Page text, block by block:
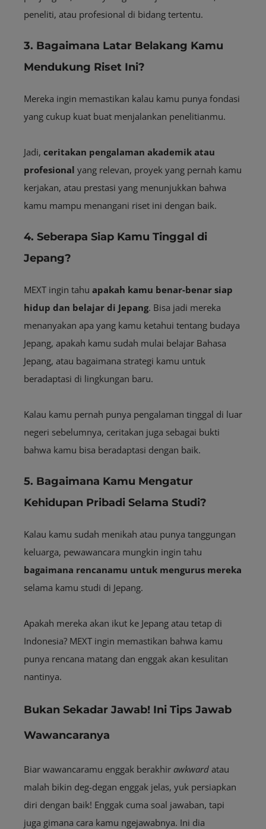
peneliti, atau profesional di bidang tertentu.
3. Bagaimana Latar Belakang Kamu
Mendukung Riset Ini?
Mereka ingin memastikan kalau kamu punya fondasi
yang cukup kuat buat menjalankan penelitianmu.
Jadi, ceritakan pengalaman akademik atau
profesional yang relevan, proyek yang pernah kamu
kerjakan, atau prestasi yang menunjukkan bahwa
kamu mampu menangani riset ini dengan baik.
4. Seberapa Siap Kamu Tinggal di
Jepang?
MEXT ingin tahu apakah kamu benar-benar siap
hidup dan belajar di Jepang. Bisa jadi mereka
menanyakan apa yang kamu ketahui tentang budaya
Jepang, apakah kamu sudah mulai belajar Bahasa
Jepang, atau bagaimana strategi kamu untuk
beradaptasi di lingkungan baru.
Kalau kamu pernah punya pengalaman tinggal di luar
negeri sebelumnya, ceritakan juga sebagai bukti
bahwa kamu bisa beradaptasi dengan baik.
5. Bagaimana Kamu Mengatur
Kehidupan Pribadi Selama Studi?
Kalau kamu sudah menikah atau punya tanggungan
keluarga, pewawancara mungkin ingin tahu
bagaimana rencanamu untuk mengurus mereka
selama kamu studi di Jepang.
Apakah mereka akan ikut ke Jepang atau tetap di
Indonesia? MEXT ingin memastikan bahwa kamu
punya rencana matang dan enggak akan kesulitan
nantinya.
Bukan Sekadar Jawab! Ini Tips Jawab
Wawancaranya
Biar wawancaramu enggak berakhir awkward atau
malah bikin deg-degan enggak jelas, yuk persiapkan
diri dengan baik! Enggak cuma soal jawaban, tapi
juga gimana cara kamu ngejawabnya. Ini dia